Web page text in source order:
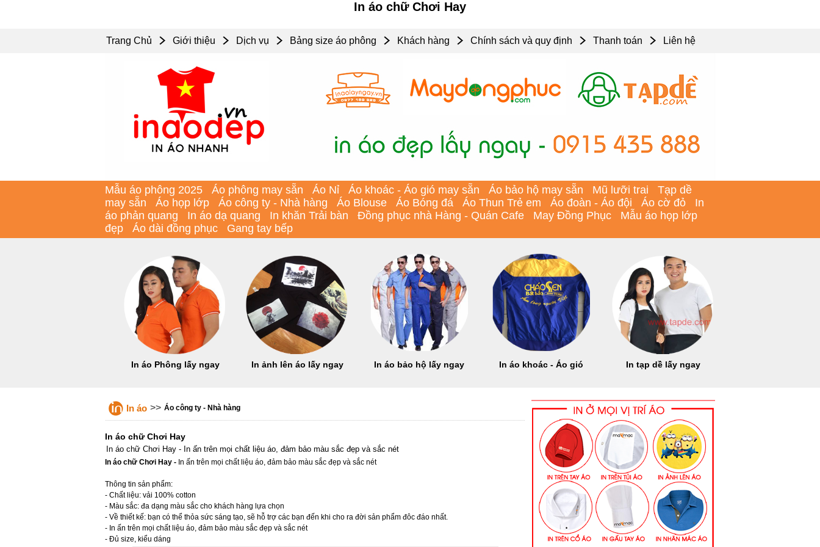
In áo chữ Chơi Hay
Trang Chủ Giới thiệu Dịch vụ Bảng size áo phông Khách hàng Chính sách và quy định Thanh toán Liên hệ
Mẫu áo phông 2025 Áo phông may sẵn Áo Nỉ Áo khoác - Áo gió may sẵn Áo bảo hộ may sẵn Mũ lưỡi trai
Tạp dề
may sẵn
Áo họp lớp Áo công ty - Nhà hàng Áo Blouse Áo Bóng đá Áo Thun Trẻ em Áo đoàn - Áo đội Áo cờ đỏ
In
áo phản quang
In áo dạ quang In khăn Trải bàn Đồng phục nhà Hàng - Quán Cafe May Đồng Phục
Mẫu áo họp lớp
đẹp
Áo dài đồng phục Gang tay bếp
In áo Phông lấy ngay In ảnh lên áo lấy ngay In áo bảo hộ lấy ngay In áo khoác - Áo gió In tạp dề lấy ngay
In áo >> Áo công ty - Nhà hàng
In áo chữ Chơi Hay
In áo chữ Chơi Hay - In ấn trên mọi chất liệu áo, đảm bảo màu sắc đẹp và sắc nét
In áo chữ Chơi Hay - In ấn trên mọi chất liệu áo, đảm bảo màu sắc đẹp và sắc nét
Thông tin sản phẩm:
- Chất liệu: vải 100% cotton
- Màu sắc: đa dạng màu sắc cho khách hàng lựa chọn
- Về thiết kế: bạn có thể thỏa sức sáng tạo, sẽ hỗ trợ các bạn đến khi cho ra đời sản phẩm đôc đáo nhất.
- In ấn trên mọi chất liệu áo, đảm bảo màu sắc đẹp và sắc nét
- Đủ size, kiểu dáng